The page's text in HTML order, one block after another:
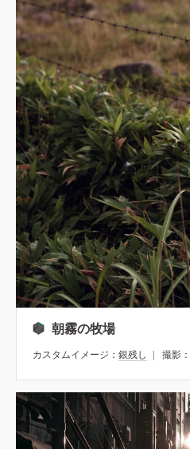
朝霧の牧場
カスタムイメージ： 銀残し 撮影：